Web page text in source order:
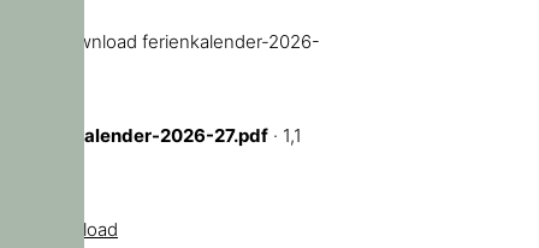
ferienkalender-2026-27.pdf · 1,1
Download